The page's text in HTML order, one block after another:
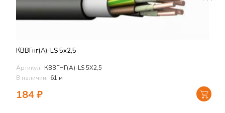
КВВГнг(А)-LS 5х2,5
Артикул: КВВГНГ(А)-LS 5Х2,5
В наличии: 61 м
184₽